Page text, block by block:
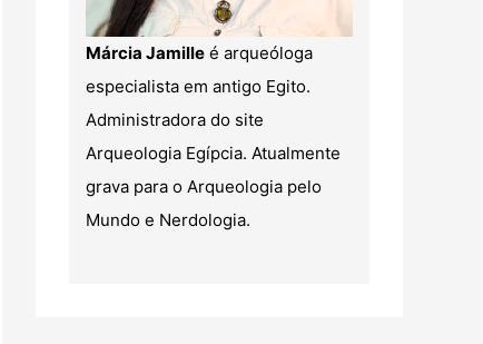
Márcia Jamille é arqueóloga
especialista em antigo Egito.
Administradora do site
Arqueologia Egípcia. Atualmente
grava para o Arqueologia pelo
Mundo e Nerdologia.